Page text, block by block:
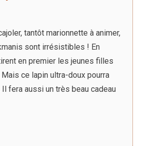
tantôt marionnette à animer,
sont irrésistibles ! En
en premier les jeunes filles
ce lapin ultra-doux pourra
Il fera aussi un très beau cadeau